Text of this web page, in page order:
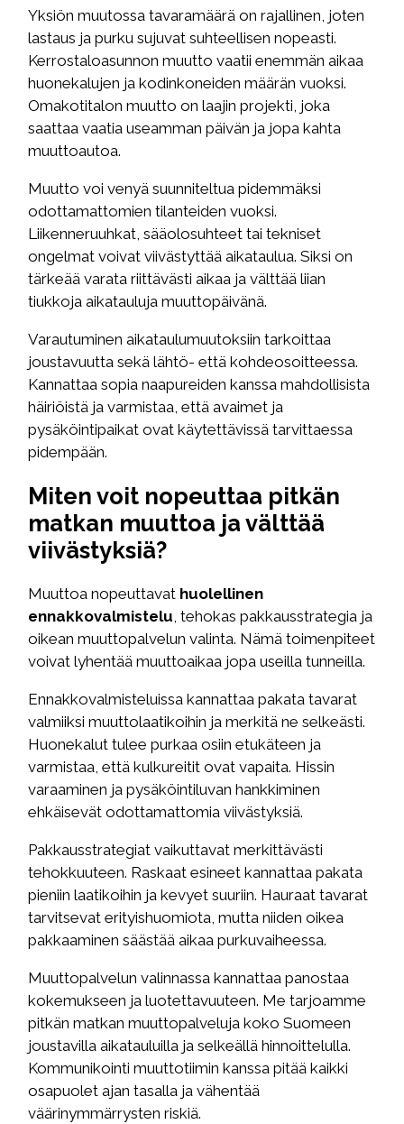
Yksiön muutossa tavaramäärä on rajallinen, joten
lastaus ja purku sujuvat suhteellisen nopeasti.
Kerrostaloasunnon muutto vaatii enemmän aikaa
huonekalujen ja kodinkoneiden määrän vuoksi.
Omakotitalon muutto on laajin projekti, joka
saattaa vaatia useamman päivän ja jopa kahta
muuttoautoa.
Muutto voi venyä suunniteltua pidemmäksi
odottamattomien tilanteiden vuoksi.
Liikenneruuhkat, sääolosuhteet tai tekniset
ongelmat voivat viivästyttää aikataulua. Siksi on
tärkeää varata riittävästi aikaa ja välttää liian
tiukkoja aikatauluja muuttopäivänä.
Varautuminen aikataulumuutoksiin tarkoittaa
joustavuutta sekä lähtö- että kohdeosoitteessa.
Kannattaa sopia naapureiden kanssa mahdollisista
häiriöistä ja varmistaa, että avaimet ja
pysäköintipaikat ovat käytettävissä tarvittaessa
pidempään.
Miten voit nopeuttaa pitkän
matkan muuttoa ja välttää
viivästyksiä?
Muuttoa nopeuttavat huolellinen
ennakkovalmistelu, tehokas pakkausstrategia ja
oikean muuttopalvelun valinta. Nämä toimenpiteet
voivat lyhentää muuttoaikaa jopa useilla tunneilla.
Ennakkovalmisteluissa kannattaa pakata tavarat
valmiiksi muuttolaatikoihin ja merkitä ne selkeästi.
Huonekalut tulee purkaa osiin etukäteen ja
varmistaa, että kulkureitit ovat vapaita. Hissin
varaaminen ja pysäköintiluvan hankkiminen
ehkäisevät odottamattomia viivästyksiä.
Pakkausstrategiat vaikuttavat merkittävästi
tehokkuuteen. Raskaat esineet kannattaa pakata
pieniin laatikoihin ja kevyet suuriin. Hauraat tavarat
tarvitsevat erityishuomiota, mutta niiden oikea
pakkaaminen säästää aikaa purkuvaiheessa.
Muuttopalvelun valinnassa kannattaa panostaa
kokemukseen ja luotettavuuteen. Me tarjoamme
pitkän matkan muuttopalveluja koko Suomeen
joustavilla aikatauluilla ja selkeällä hinnoittelulla.
Kommunikointi muuttotiimin kanssa pitää kaikki
osapuolet ajan tasalla ja vähentää
väärinymmärrysten riskiä.